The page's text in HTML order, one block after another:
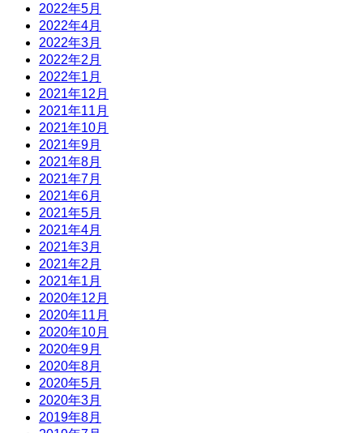
2022年5月
2022年4月
2022年3月
2022年2月
2022年1月
2021年12月
2021年11月
2021年10月
2021年9月
2021年8月
2021年7月
2021年6月
2021年5月
2021年4月
2021年3月
2021年2月
2021年1月
2020年12月
2020年11月
2020年10月
2020年9月
2020年8月
2020年5月
2020年3月
2019年8月